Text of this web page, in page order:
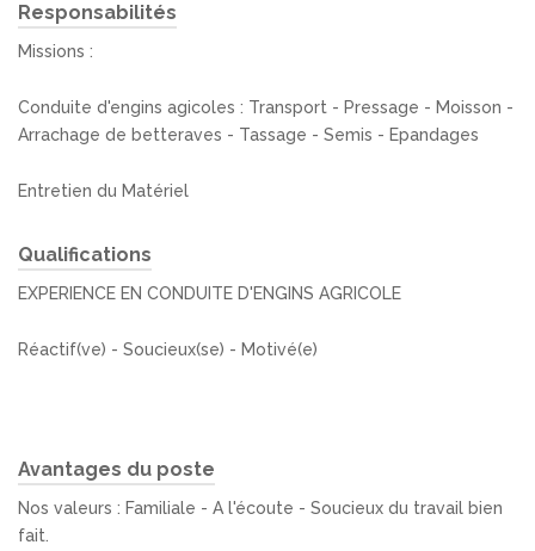
Responsabilités
Missions :
Conduite d'engins agicoles : Transport - Pressage - Moisson -
Arrachage de betteraves - Tassage - Semis - Epandages
Entretien du Matériel
Qualifications
EXPERIENCE EN CONDUITE D'ENGINS AGRICOLE
Réactif(ve) - Soucieux(se) - Motivé(e)
Avantages du poste
Nos valeurs : Familiale - A l'écoute - Soucieux du travail bien
fait.